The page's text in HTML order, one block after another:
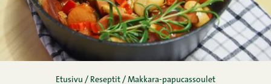
Etusivu / Reseptit / Makkara-papucassoulet